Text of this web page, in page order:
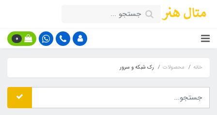
0
خانه محصولات رک شبکه و سرور